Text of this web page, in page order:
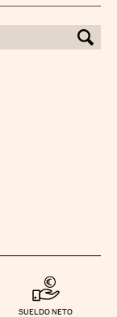
SUELDO NETO